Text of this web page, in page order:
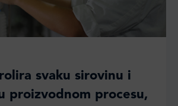
svaku sirovinu i
proizvodnom procesu,